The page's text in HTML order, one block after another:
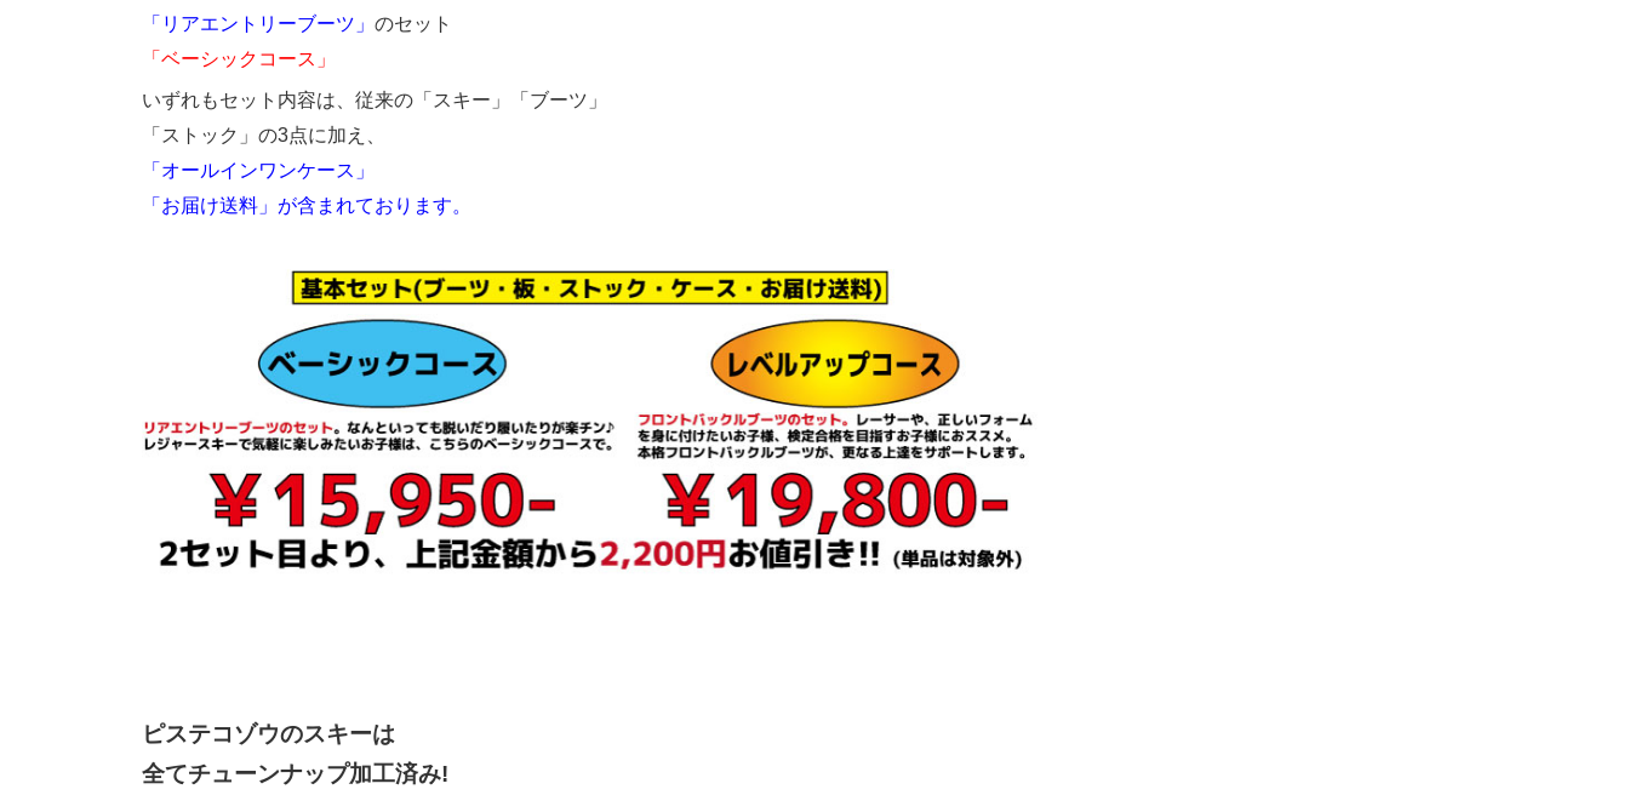
「リアエントリーブーツ」 のセット
「ベーシックコース」
いずれもセット内容は、従来の「スキー」「ブーツ」
「ストック」の3点に加え、
「オールインワンケース」
「お届け送料」が含まれております。
ピステコゾウのスキーは
全てチューンナップ加工済み!